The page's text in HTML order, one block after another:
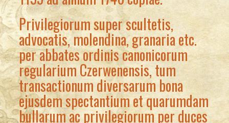
Privilegiorum super scultetis,
advocatis, molendina, granaria etc.
per abbates ordinis canonicorum
regularium Czerwenensis, tum
transactionum diversarum bona
ejusdem spectantium et quarumdam
bullarum ac privilegiorum per duces